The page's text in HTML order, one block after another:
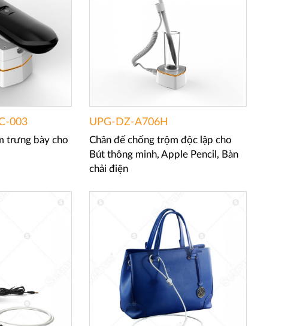
003
trưng bày cho
UPG-DZ-A706H
Chân đế chống trộm độc lập cho
Bút thông minh, Apple Pencil, Bàn
chải điện